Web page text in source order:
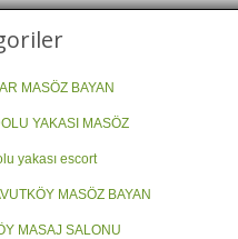
MASÖZ BAYAN
YAKASI MASÖZ
yakası escort
MASÖZ BAYAN
MASAJ SALONU